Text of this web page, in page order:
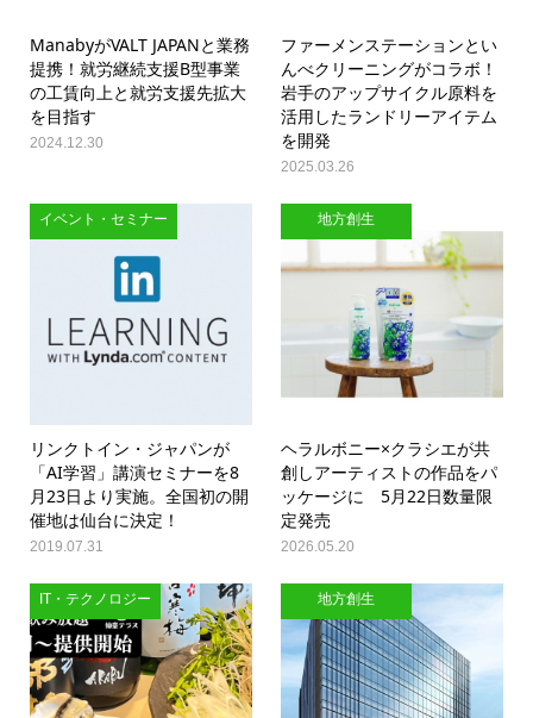
ManabyがVALT JAPANと業務
提携！就労継続支援B型事業
の工賃向上と就労支援先拡大
を目指す
2024.12.30
ファーメンステーションとい
んべクリーニングがコラボ！
岩手のアップサイクル原料を
活用したランドリーアイテム
を開発
2025.03.26
イベント・セミナー
リンクトイン・ジャパンが
「AI学習」講演セミナーを8
月23日より実施。全国初の開
催地は仙台に決定！
2019.07.31
地方創生
ヘラルボニー×クラシエが共
創しアーティストの作品をパ
ッケージに 5月22日数量限
定発売
2026.05.20
IT・テクノロジー 地方創生